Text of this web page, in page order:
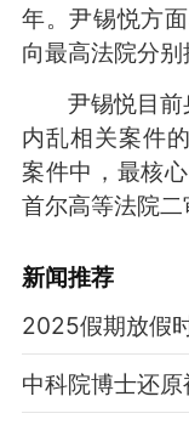
年。尹锡悦方
向最高法院分别
尹锡悦目前
内乱相关案件
案件中，最核
首尔高等法院二
新闻推荐